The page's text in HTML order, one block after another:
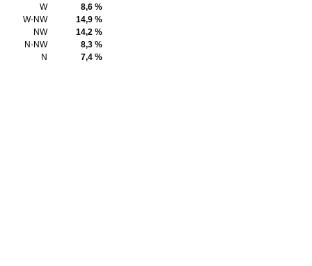
W
8,6 %
W-NW
14,9 %
NW
14,2 %
N-NW
8,3 %
N
7,4 %